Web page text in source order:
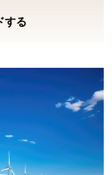
する